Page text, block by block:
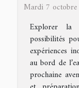
Mardi 7
Explorer la
possibilités
expériences
au bord de
prochaine